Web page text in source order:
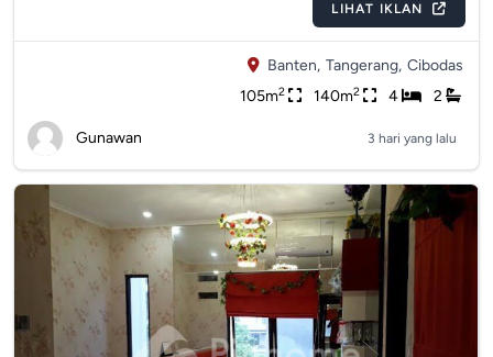
LIHAT IKLAN
Banten, Tangerang, Cibodas
105m2 140m2 4 2
Gunawan 3 hari yang lalu